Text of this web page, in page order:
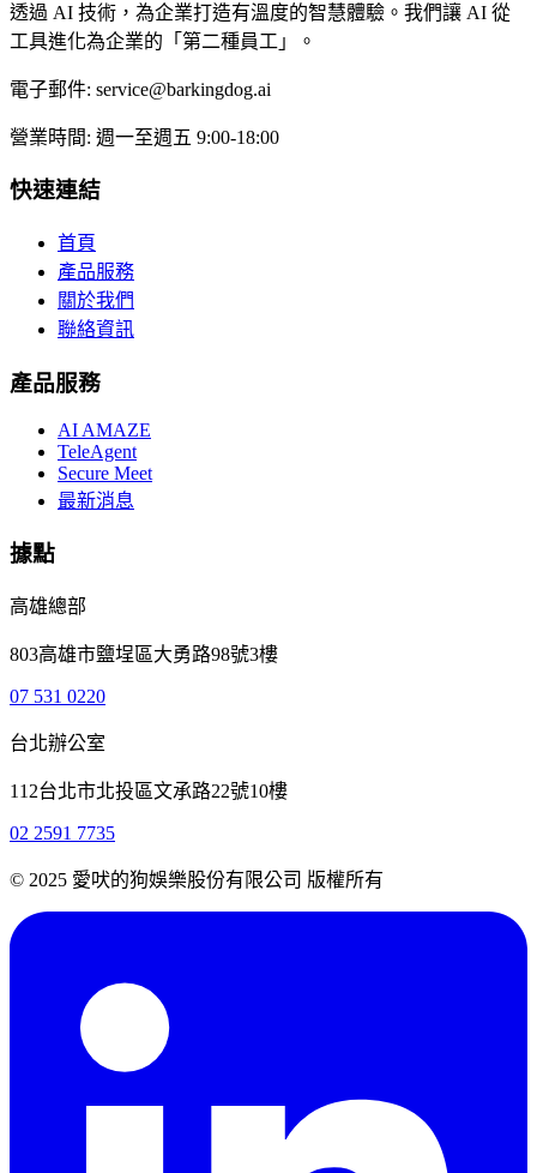
透過 AI 技術，為企業打造有溫度的智慧體驗。我們讓 AI 從
工具進化為企業的「第二種員工」。
電子郵件: service@barkingdog.ai
營業時間: 週一至週五 9:00-18:00
快速連結
首頁
產品服務
關於我們
聯絡資訊
產品服務
AI AMAZE
TeleAgent
Secure Meet
最新消息
據點
高雄總部
803高雄市鹽埕區大勇路98號3樓
07 531 0220
台北辦公室
112台北市北投區文承路22號10樓
02 2591 7735
© 2025 愛吠的狗娛樂股份有限公司 版權所有